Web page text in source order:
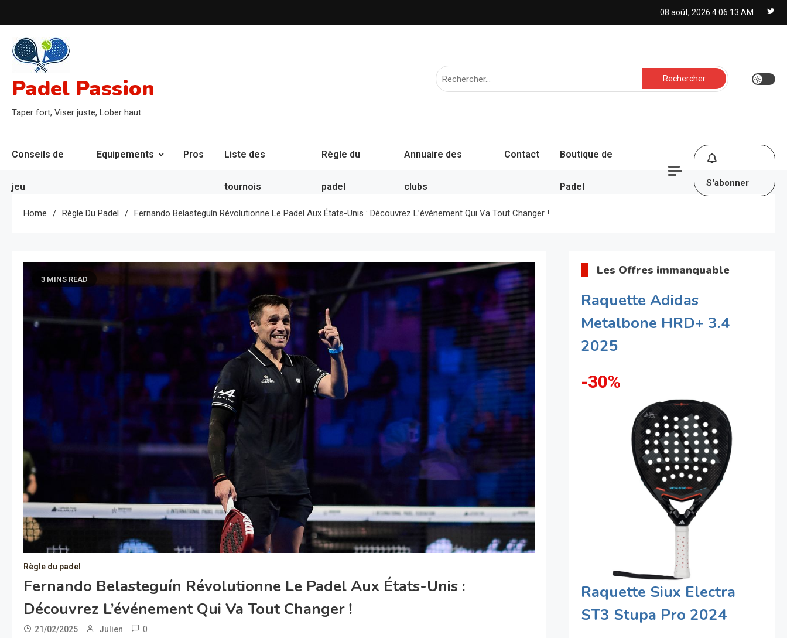
to
content
08 août, 2026 4:06:14 AM
Padel Passion
Taper fort, Viser juste, Lober haut
Rechercher :
Conseils de
jeu
Equipements Pros Liste des
tournois
Règle du
padel
Annuaire des
clubs
Contact Boutique de
Padel S'abonner
Home Règle Du Padel Fernando Belasteguín Révolutionne Le Padel Aux États-Unis : Découvrez L’événement Qui Va Tout Changer !
3 MINS READ
Règle du padel
Fernando Belasteguín Révolutionne Le Padel Aux États-Unis :
Découvrez L’événement Qui Va Tout Changer !
21/02/2025 Julien 0
Les Offres immanquable
Raquette Adidas
Metalbone HRD+ 3.4
2025
-30%
Raquette Siux Electra
ST3 Stupa Pro 2024